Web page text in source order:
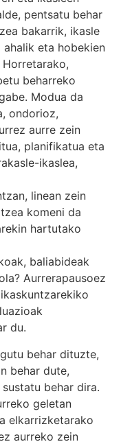
pentsatu behar
bakarrik, ikasle
eta hobekien
beharreko
Modua da
ondorioz,
aurre zein
planifikatua eta
ikaslea,
linean zein
komeni da
hartutako
baliabideak
Aurrerapausoez
du.
behar dituzte,
behar dute,
behar dira.
geletan
elkarrizketarako
aurreko zein